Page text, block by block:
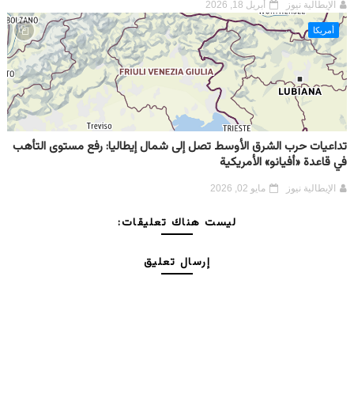
الإيطالية نيوز أبريل 18, 2026
أمريكا
تداعيات حرب الشرق الأوسط تصل إلى شمال إيطاليا: رفع مستوى التأهب
في قاعدة «أفيانو» الأمريكية
الإيطالية نيوز مايو 02, 2026
ليست هناك تعليقات:
إرسال تعليق